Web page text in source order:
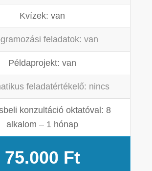
Kvízek: van
feladatok: van
Példaprojekt: van
feladatértékelő: nincs
konzultáció oktatóval: 8
alkalom – 1 hónap
75.000 Ft